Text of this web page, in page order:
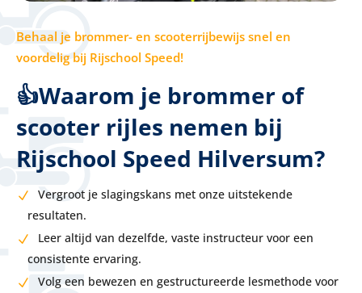
Behaal je brommer- en scooterrijbewijs snel en
voordelig bij Rijschool Speed!
👍Waarom je brommer of
scooter rijles nemen bij
Rijschool Speed Hilversum?
Vergroot je slagingskans met onze uitstekende
resultaten.
Leer altijd van dezelfde, vaste instructeur voor een
consistente ervaring.
Volg een bewezen en gestructureerde lesmethode voor